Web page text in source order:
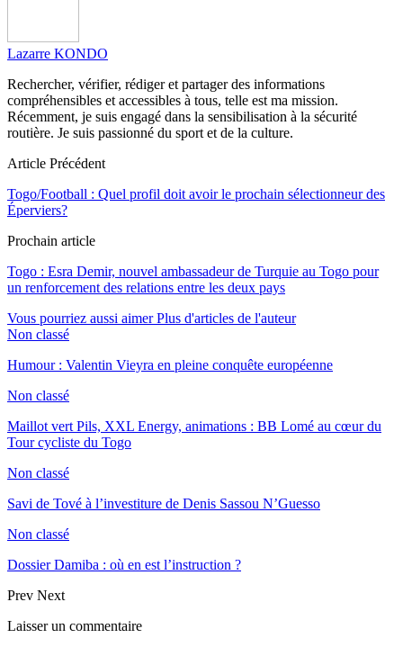
Lazarre KONDO
Rechercher, vérifier, rédiger et partager des informations
compréhensibles et accessibles à tous, telle est ma mission.
Récemment, je suis engagé dans la sensibilisation à la sécurité
routière. Je suis passionné du sport et de la culture.
Article Précédent
Togo/Football : Quel profil doit avoir le prochain sélectionneur des
Éperviers?
Prochain article
Togo : Esra Demir, nouvel ambassadeur de Turquie au Togo pour
un renforcement des relations entre les deux pays
Vous pourriez aussi aimer Plus d'articles de l'auteur
Non classé
Humour : Valentin Vieyra en pleine conquête européenne
Non classé
Maillot vert Pils, XXL Energy, animations : BB Lomé au cœur du
Tour cycliste du Togo
Non classé
Savi de Tové à l’investiture de Denis Sassou N’Guesso
Non classé
Dossier Damiba : où en est l’instruction ?
Prev Next
Laisser un commentaire